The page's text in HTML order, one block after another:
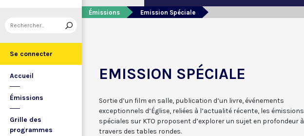
Se connecter
Accueil
Émissions
Grille des
programmes
Émissions Emission Spéciale
EMISSION SPÉCIALE
Sortie d’un film en salle, publication d’un livre, événements
exceptionnels d’Église, reliées à l’actualité récente, les émissions
spéciales sur KTO proposent d’explorer un sujet en profondeur à
travers des tables rondes.